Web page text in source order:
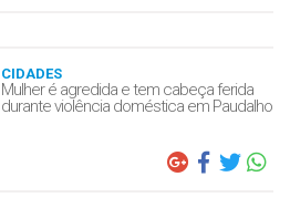
CIDADES
Mulher é agredida e tem cabeça ferida
durante violência doméstica em Paudalho